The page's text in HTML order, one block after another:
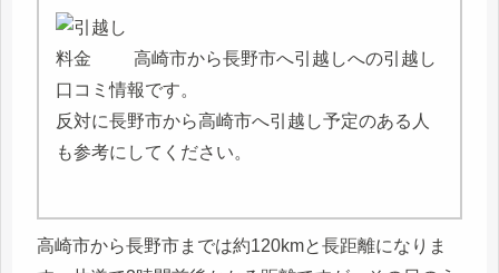
高崎市から長野市へ引越しへの引越し
口コミ情報です。
反対に長野市から高崎市へ引越し予定のある人
も参考にしてください。
高崎市から長野市までは約120kmと長距離になりま